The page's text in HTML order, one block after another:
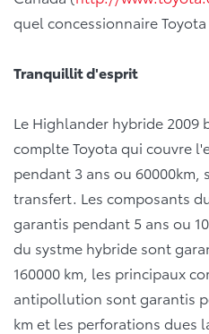
quel concessionnaire
Tranquillit d'esprit
Le Highlander hybride 2009
complte Toyota qui couvre
pendant 3 ans ou 60000km,
transfert. Les composants
garantis pendant 5 ans ou
du systme hybride sont
160000 km, les principaux
antipollution sont garantis
km et les perforations dues